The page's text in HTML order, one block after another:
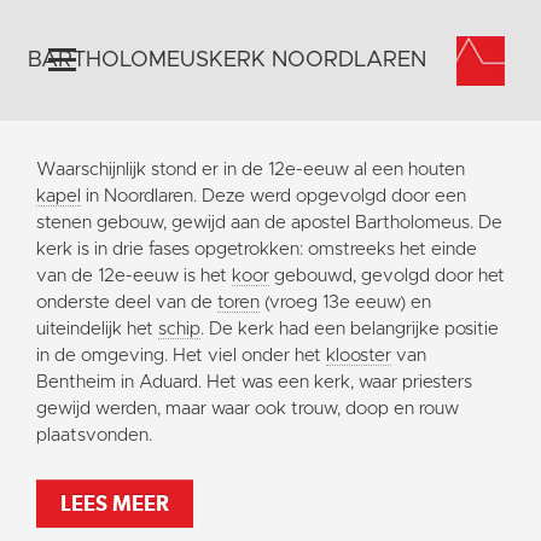
Home
Algemeen
Historie
Omgeving
Activiteiten
Steun ons
Contact
Vaktaal
BARTHOLOMEUSKERK NOORDLAREN
Waarschijnlijk stond er in de 12e-eeuw al een houten
kapel in Noordlaren. Deze werd opgevolgd door een
stenen gebouw, gewijd aan de apostel Bartholomeus. De
kerk is in drie fases opgetrokken: omstreeks het einde
van de 12e-eeuw is het koor gebouwd, gevolgd door het
onderste deel van de toren (vroeg 13e eeuw) en
uiteindelijk het schip. De kerk had een belangrijke positie
in de omgeving. Het viel onder het klooster van
Bentheim in Aduard. Het was een kerk, waar priesters
gewijd werden, maar waar ook trouw, doop en rouw
plaatsvonden.
LEES MEER